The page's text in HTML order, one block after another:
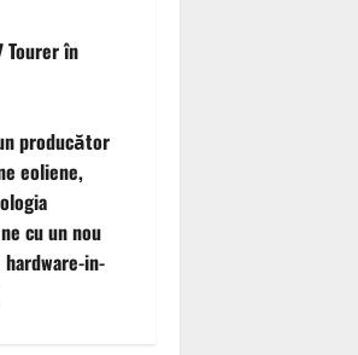
Tourer în
producător
eoliene,
cu un nou
in-